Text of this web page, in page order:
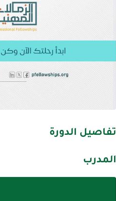
تفاصيل الدورة
المدرب